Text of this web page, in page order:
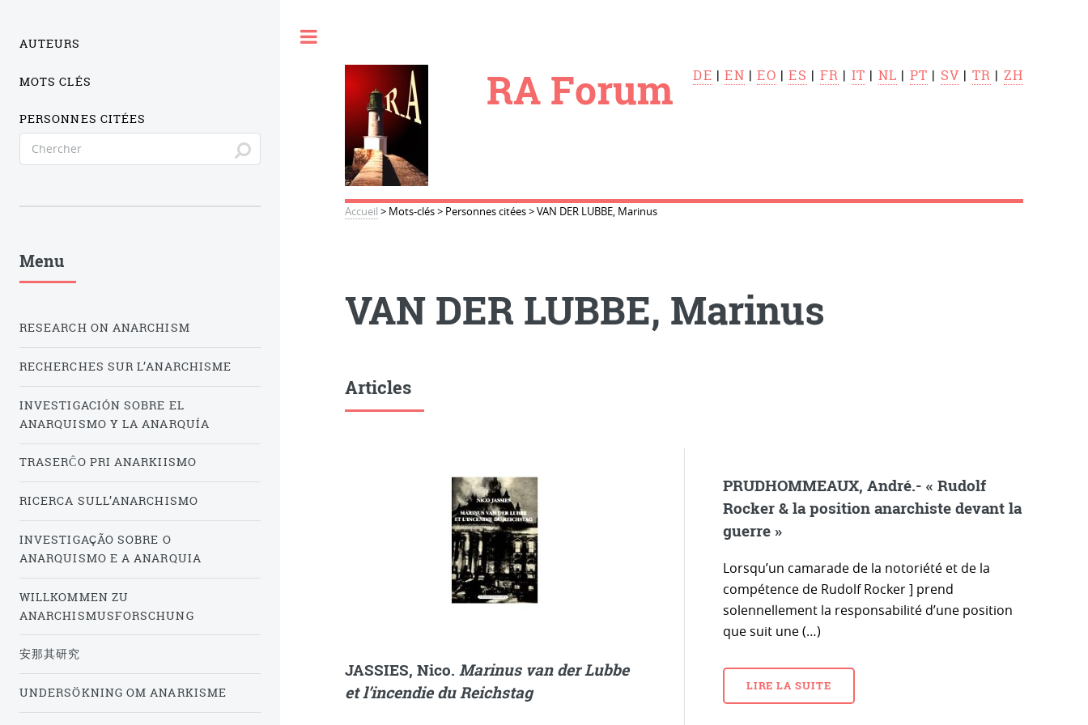
RA Forum DE |EN |EO |ES | FR | IT | NL | PT | SV | TR | ZH
Accueil > Mots-clés> Personnes citées>VAN DER LUBBE, Marinus
VAN DER LUBBE, Marinus
Articles
JASSIES, Nico. Marinus van der Lubbe
et l’incendie du Reichstag
PRUDHOMMEAUX, André.- « Rudolf
Rocker & la position anarchiste devant la
guerre »
Lorsqu’un camarade de la notoriété et de la
compétence de Rudolf Rocker ] prend
solennellement la responsabilité d’une position
que suit une (…)
LIRE LA SUITE
AUTEURS
MOTS CLÉS
PERSONNES CITÉES
Menu
RESEARCH ON ANARCHISM
RECHERCHES SUR L’ANARCHISME
INVESTIGACIÓN SOBRE EL
ANARQUISMO Y LA ANARQUÍA
TRASERĈO PRI ANARKIISMO
RICERCA SULL’ANARCHISMO
INVESTIGAÇÃO SOBRE O
ANARQUISMO E A ANARQUIA
WILLKOMMEN ZU
ANARCHISMUSFORSCHUNG
安那其研究
UNDERSÖKNING OM ANARKISME